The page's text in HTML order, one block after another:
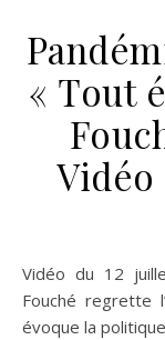
« Tout
Vidéo
Vidéo du 12 juillet 2025 – Médecin réanimateur, Louis
Fouché regrette
évoque la